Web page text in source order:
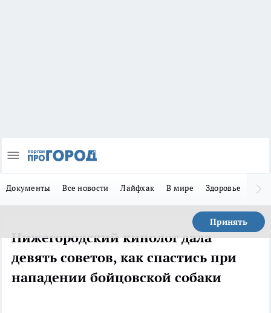
Документы Все новости Лайфхак В мире Здоровье
Принять
Нижегородский кинолог дала
девять советов, как спастись при
нападении бойцовской собаки